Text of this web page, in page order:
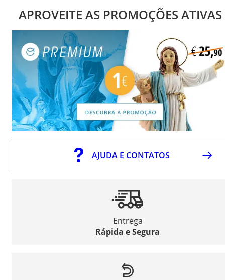
APROVEITE AS PROMOÇÕES ATIVAS
AJUDA E CONTATOS
Entrega
Rápida e Segura